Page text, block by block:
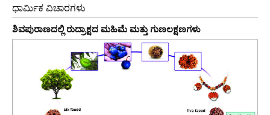
ಧಾರ್ಮಿಕ ವಿಚಾರಗಳು
ಶಿವಪುರಾಣದಲ್ಲಿ ರುದ್ರಾಕ್ಷದ ಮಹಿಮೆ ಮತ್ತು ಗುಣಲಕ್ಷಣಗಳು